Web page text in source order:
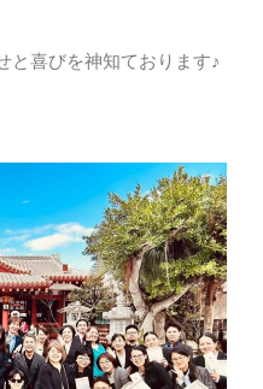
と喜びを神知ております♪